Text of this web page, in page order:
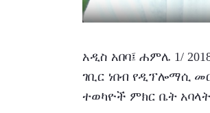
አዲስ አበባ፤ ሐምሌ 1/
ገቢር ነበብ የዲፕሎማሲ
ተወካዮች ምክር ቤት